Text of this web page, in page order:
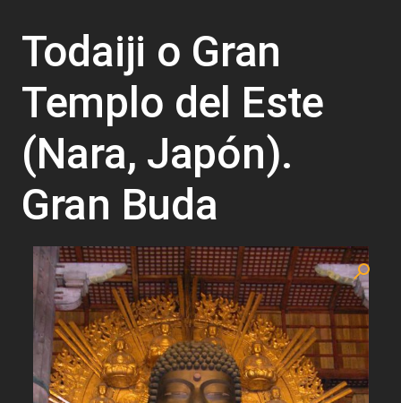
Todaiji o Gran
Templo del Este
(Nara, Japón).
Gran Buda